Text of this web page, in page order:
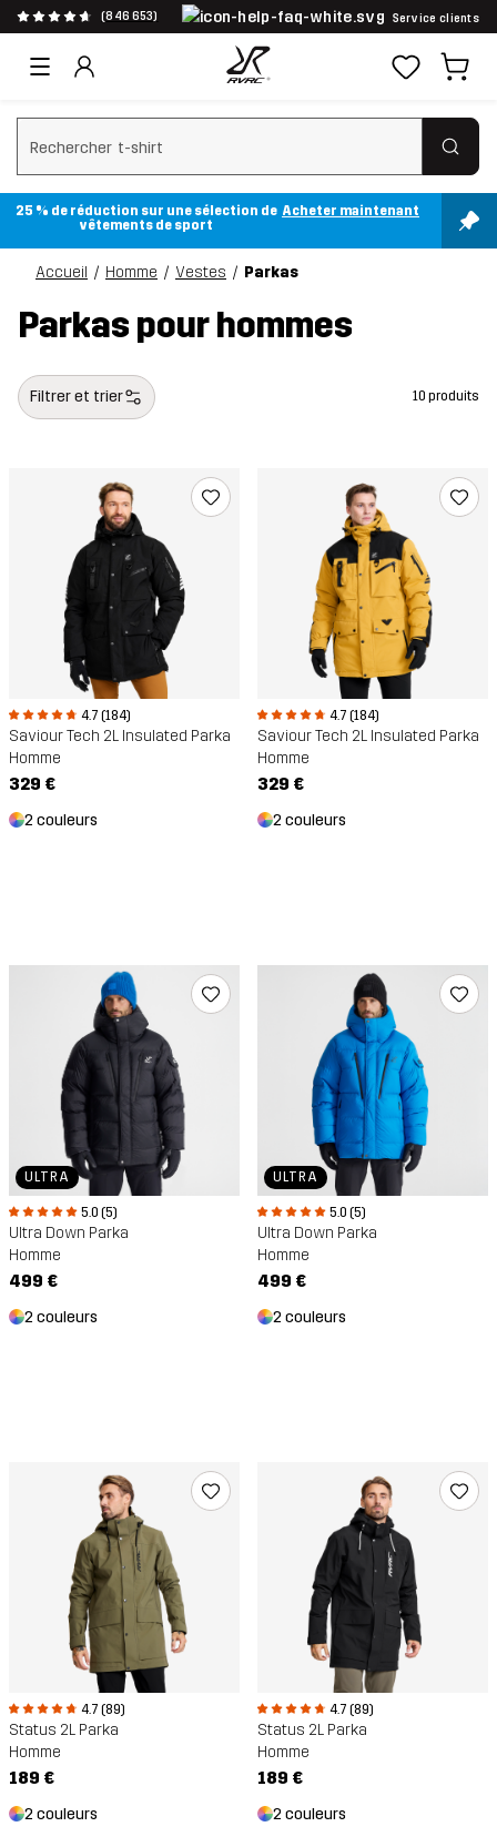
(846 653) Service clients
Effacer la recherche
25 % de réduction sur une sélection de
vêtements de sport
Acheter maintenant
Accueil Homme Vestes Parkas
Parkas pour hommes
Filtrer et trier 10 produits
4.7 (184)
Saviour Tech 2L Insulated Parka
Homme
329 €
2 couleurs
4.7 (184)
Saviour Tech 2L Insulated Parka
Homme
329 €
2 couleurs
ULTRA
5.0 (5)
Ultra Down Parka
Homme
499 €
2 couleurs
ULTRA
5.0 (5)
Ultra Down Parka
Homme
499 €
2 couleurs
4.7 (89)
Status 2L Parka
Homme
189 €
2 couleurs
4.7 (89)
Status 2L Parka
Homme
189 €
2 couleurs